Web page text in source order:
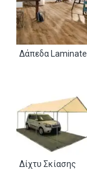
Δάπεδα Laminate
Δίχτυ Σκίασης